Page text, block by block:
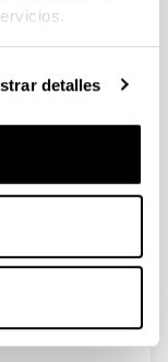
detalles